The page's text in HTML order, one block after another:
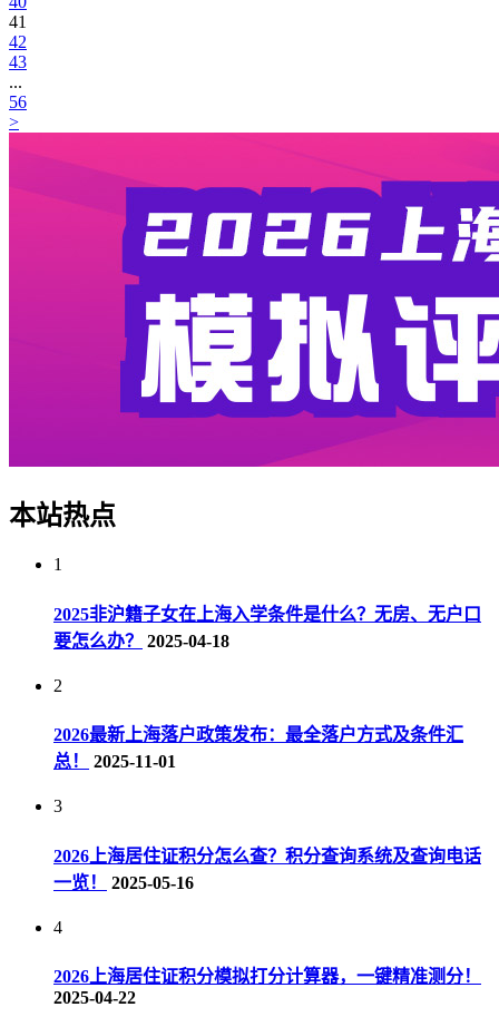
41
42
43
...
56
>
本站热点
1
2025非沪籍子女在上海入学条件是什么？无房、无户口
要怎么办？
2025-04-18
2
2026最新上海落户政策发布：最全落户方式及条件汇
总！
2025-11-01
3
2026上海居住证积分怎么查？积分查询系统及查询电话
一览！
2025-05-16
4
2026上海居住证积分模拟打分计算器，一键精准测分！
2025-04-22